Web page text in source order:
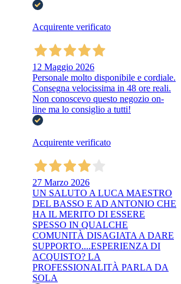
Acquirente verificato
12 Maggio 2026
Personale molto disponibile e cordiale.
Consegna velocissima in 48 ore reali.
Non conoscevo questo negozio on-
line ma lo consiglio a tutti!
Acquirente verificato
27 Marzo 2026
UN SALUTO A LUCA MAESTRO
DEL BASSO E AD ANTONIO CHE
HA IL MERITO DI ESSERE
SPESSO IN QUALCHE
COMUNITÀ DISAGIATA A DARE
SUPPORTO....ESPERIENZA DI
ACQUISTO? LA
PROFESSIONALITÀ PARLA DA
SOLA